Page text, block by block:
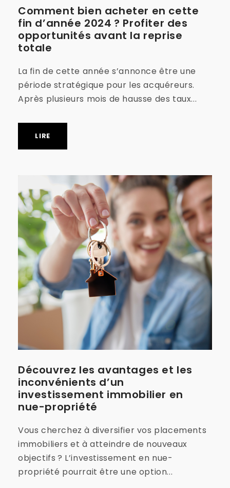
Comment bien acheter en cette
fin d’année 2024 ? Profiter des
opportunités avant la reprise
totale
La fin de cette année s’annonce être une
période stratégique pour les acquéreurs.
Après plusieurs mois de hausse des taux...
LIRE
Découvrez les avantages et les
inconvénients d’un
investissement immobilier en
nue-propriété
Vous cherchez à diversifier vos placements
immobiliers et à atteindre de nouveaux
objectifs ? L’investissement en nue-
propriété pourrait être une option...